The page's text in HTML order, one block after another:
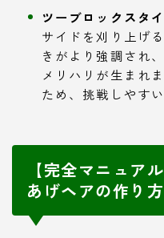
ツーブロックスタ
サイドを刈り上げ
きがより強調され
メリハリが生まれ
ため、挑戦しやす
【完全マニュア
あげヘアの作り方